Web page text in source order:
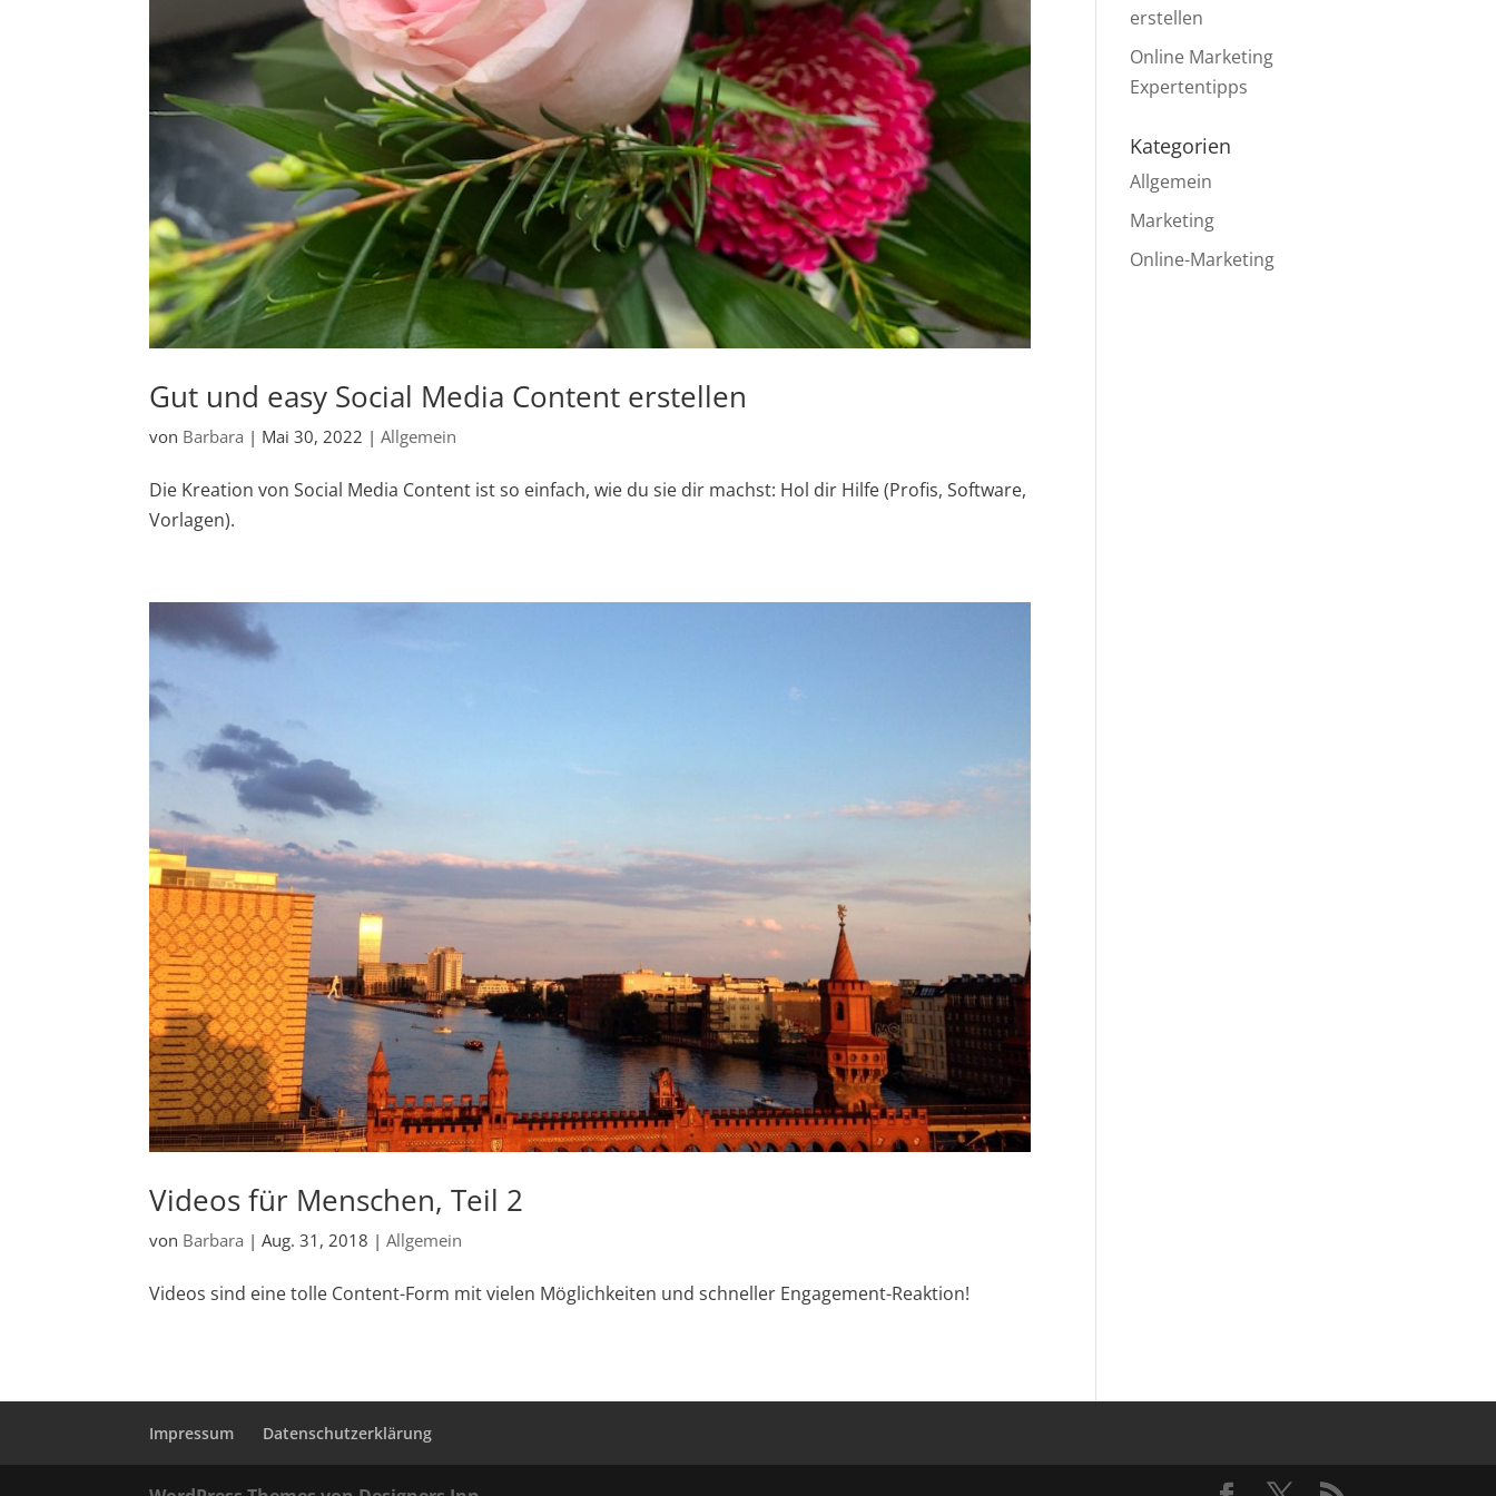
Gut und easy Social Media Content erstellen
von Barbara | Mai 30, 2022 |Allgemein
Die Kreation von Social Media Content ist so einfach, wie du sie dir machst: Hol dir Hilfe (Profis, Software,
Vorlagen).
Videos für Menschen, Teil 2
von Barbara |Aug. 31, 2018 |Allgemein
Videos sind eine tolle Content-Form mit vielen Möglichkeiten und schneller Engagement-Reaktion!
erstellen
Online Marketing
Expertentipps
Kategorien
Allgemein
Marketing
Online-Marketing
Impressum Datenschutzerklärung